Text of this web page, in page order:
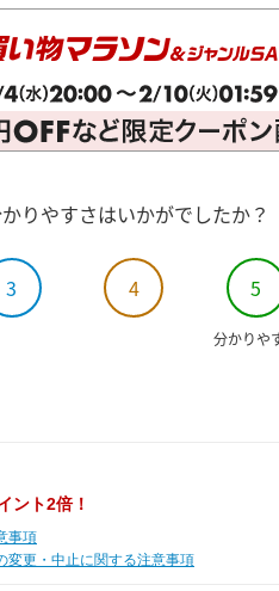
りやすさはいかがでしたか？
3 4 5
分かりや
ント2倍！
事項
変更・中止に関する注意事項